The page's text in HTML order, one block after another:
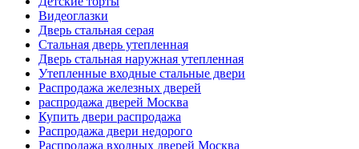
Видеоглазки
Дверь стальная серая
Стальная дверь утепленная
Дверь стальная наружная утепленная
Утепленные входные стальные двери
Распродажа железных дверей
распродажа дверей Москва
Купить двери распродажа
Распродажа двери недорого
Распродажа входных дверей Москва